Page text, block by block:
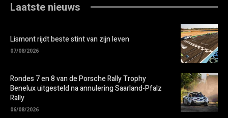
Laatste nieuws
Lismont rijdt beste stint van zijn leven
07/08/2026
Rondes 7 en 8 van de Porsche Rally Trophy
Benelux uitgesteld na annulering Saarland-Pfalz
Rally
06/08/2026